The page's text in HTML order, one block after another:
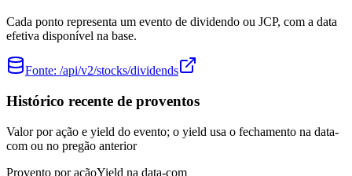
Cada ponto representa um evento de dividendo ou JCP, com a data
efetiva disponível na base.
Fonte: /api/v2/stocks/dividends
Histórico recente de proventos
Valor por ação e yield do evento; o yield usa o fechamento na data-
com ou no pregão anterior
Provento por açãoYield na data-com